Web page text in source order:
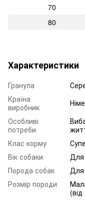
70
80
Характеристики
Гранула
Країна
виробник
Особливі
потреби
Клас корму
Вік собаки
Для
Порода собак
Для
Розмір породи
(від